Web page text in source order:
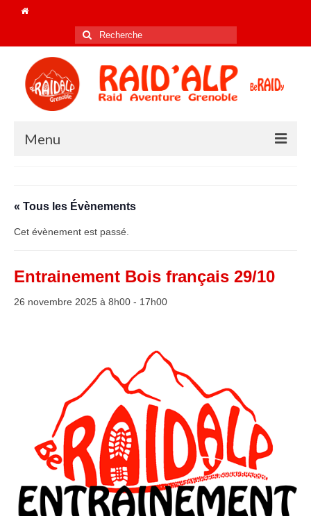
Rechercher
:
Menu
Le club
Nos champions de FRANCE !
Compétitions
Stage jeunes
A propos
Contact
« Tous les Évènements
Cet évènement est passé.
Entrainement Bois français 29/10
26 novembre 2025 à 8h00 - 17h00